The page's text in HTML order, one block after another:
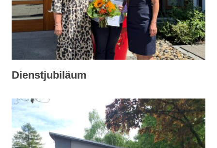
Dienstjubiläum